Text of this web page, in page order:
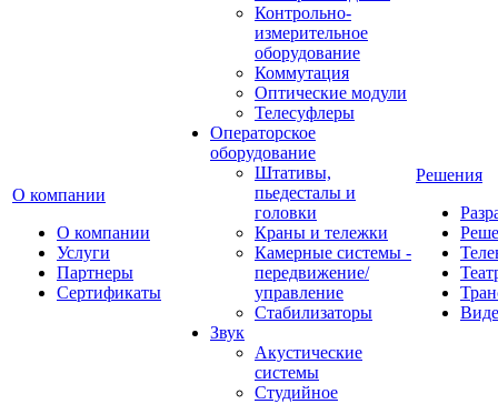
О компании
О компании
Услуги
Партнеры
Сертификаты
Контрольно-
измерительное
оборудование
Коммутация
Оптические модули
Телесуфлеры
Операторское
оборудование
Штативы,
пьедесталы и
головки
Краны и тележки
Камерные системы -
передвижение/
управление
Стабилизаторы
Звук
Акустические
системы
Студийное
Решения